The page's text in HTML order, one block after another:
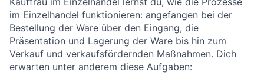
im Einzelhandel funktionieren: angefangen bei der
Bestellung der Ware über den Eingang, die
Präsentation und Lagerung der Ware bis hin zum
Verkauf und verkaufsfördernden Maßnahmen. Dich
erwarten unter anderem diese Aufgaben: